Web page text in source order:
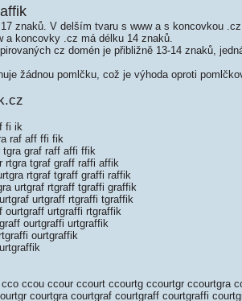
znaků. V delším tvaru s www a s koncovkou
a koncovky .cz má délku 14 znaků.
cz domén je přibližně 13-14 znaků,
žádnou pomlčku, což je výhoda oproti
fi ik
raf aff ffi fik
tgra graf raff affi ffik
rtgra tgraf graff raffi affik
rtgraf tgraff graffi raffik
urtgraf rtgraff tgraffi graffik
urtgraff rtgraffi tgraffik
ourtgraff urtgraffi rtgraffik
ourtgraffi urtgraffik
ourtgraffik
ccou ccour ccourt ccourtg ccourtgr ccourtgra
courtgra courtgraf courtgraff courtgraffi